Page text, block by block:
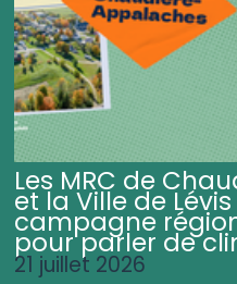
Les MRC de
et la Ville de
campagne
pour parler de
21 juillet 2026